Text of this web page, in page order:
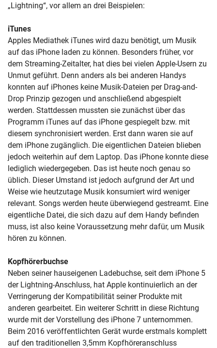
„Lightning“, vor allem an drei Beispielen:
iTunes
Apples Mediathek iTunes wird dazu benötigt, um Musik
auf das iPhone laden zu können. Besonders früher, vor
dem Streaming-Zeitalter, hat dies bei vielen Apple-Usern zu
Unmut geführt. Denn anders als bei anderen Handys
konnten auf iPhones keine Musik-Dateien per Drag-and-
Drop Prinzip gezogen und anschließend abgespielt
werden. Stattdessen mussten sie zunächst über das
Programm iTunes auf das iPhone gespiegelt bzw. mit
diesem synchronisiert werden. Erst dann waren sie auf
dem iPhone zugänglich. Die eigentlichen Dateien blieben
jedoch weiterhin auf dem Laptop. Das iPhone konnte diese
lediglich wiedergegeben. Das ist heute noch genau so
üblich. Dieser Umstand ist jedoch aufgrund der Art und
Weise wie heutzutage Musik konsumiert wird weniger
relevant. Songs werden heute überwiegend gestreamt. Eine
eigentliche Datei, die sich dazu auf dem Handy befinden
muss, ist also keine Voraussetzung mehr dafür, um Musik
hören zu können.
Kopfhörerbuchse
Neben seiner hauseigenen Ladebuchse, seit dem iPhone 5
der Lightning-Anschluss, hat Apple kontinuierlich an der
Verringerung der Kompatibilität seiner Produkte mit
anderen gearbeitet. Ein weiterer Schritt in diese Richtung
wurde mit der Vorstellung des iPhone 7 unternommen.
Beim 2016 veröffentlichten Gerät wurde erstmals komplett
auf den traditionellen 3,5mm Kopfhöreranschluss